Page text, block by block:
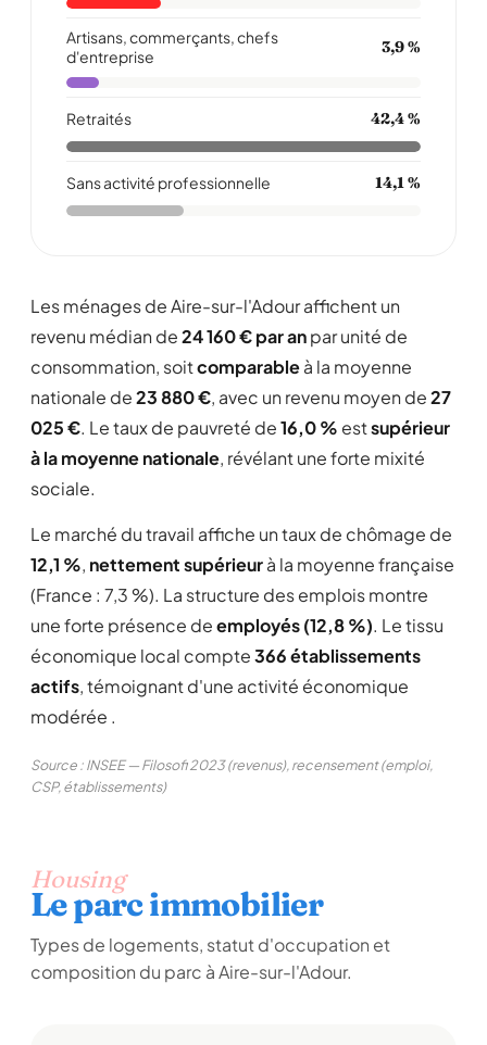
Artisans, commerçants, chefs
d'entreprise
3,9 %
Retraités 42,4 %
Sans activité professionnelle 14,1 %
Les ménages de Aire-sur-l'Adour affichent un
revenu médian de24 160 € par anpar unité de
consommation, soitcomparableà la moyenne
nationale de23 880 €, avec un revenu moyen de27
025 €. Le taux de pauvreté de16,0 % estsupérieur
à la moyenne nationale, révélant une forte mixité
sociale.
Le marché du travail affiche un taux de chômage de
12,1 %, nettement supérieurà la moyenne française
(France : 7,3 %). La structure des emplois montre
une forte présence deemployés (12,8 %). Le tissu
économique local compte366 établissements
actifs, témoignant d'une activité économique
modérée .
Source : INSEE — Filosofi 2023 (revenus), recensement (emploi,
CSP, établissements)
Housing
Le parc immobilier
Types de logements, statut d'occupation et
composition du parc à Aire-sur-l'Adour.